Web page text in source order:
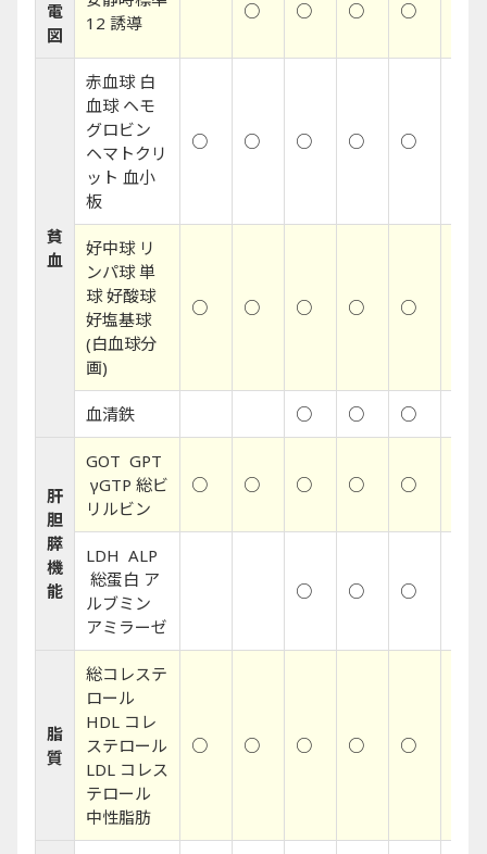
電
図
12 誘導
○ ○ ○ ○
貧
血
赤血球 白
血球 ヘモ
グロビン
ヘマトクリ
ット 血小
板
○ ○ ○ ○ ○
好中球 リ
ンパ球 単
球 好酸球
好塩基球
(白血球分
画)
○ ○ ○ ○ ○
血清鉄 ○ ○ ○
肝
胆
膵
機
能
GOT GPT
γGTP 総ビ
リルビン
○ ○ ○ ○ ○
LDH ALP
総蛋白 ア
ルブミン
アミラーゼ
○ ○ ○
脂
質
総コレステ
ロール
HDL コレ
ステロール
LDL コレス
テロール
中性脂肪
○ ○ ○ ○ ○